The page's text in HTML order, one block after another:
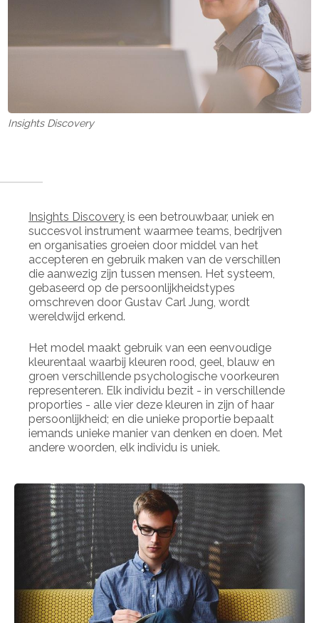
Insights Discovery
Insights Discovery is een betrouwbaar, uniek en
succesvol instrument waarmee teams, bedrijven
en organisaties groeien door middel van het
accepteren en gebruik maken van de verschillen
die aanwezig zijn tussen mensen. Het systeem,
gebaseerd op de persoonlijkheidstypes
omschreven door Gustav Carl Jung, wordt
wereldwijd erkend.
Het model maakt gebruik van een eenvoudige
kleurentaal waarbij kleuren rood, geel, blauw en
groen verschillende psychologische voorkeuren
representeren. Elk individu bezit - in verschillende
proporties - alle vier deze kleuren in zijn of haar
persoonlijkheid; en die unieke proportie bepaalt
iemands unieke manier van denken en doen. Met
andere woorden, elk individu is uniek.